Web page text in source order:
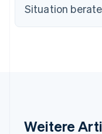
Situation
Weitere
Festlandchina
Finnland
Indien